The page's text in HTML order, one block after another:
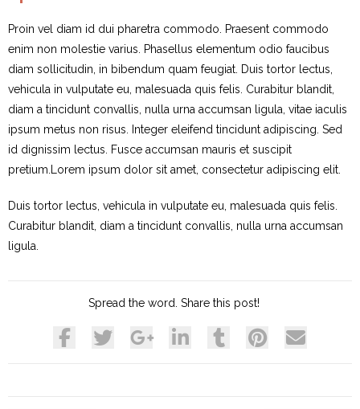
Proin vel diam id dui pharetra commodo. Praesent commodo
enim non molestie varius. Phasellus elementum odio faucibus
diam sollicitudin, in bibendum quam feugiat. Duis tortor lectus,
vehicula in vulputate eu, malesuada quis felis. Curabitur blandit,
diam a tincidunt convallis, nulla urna accumsan ligula, vitae iaculis
ipsum metus non risus. Integer eleifend tincidunt adipiscing. Sed
id dignissim lectus. Fusce accumsan mauris et suscipit
pretium.Lorem ipsum dolor sit amet, consectetur adipiscing elit.
Duis tortor lectus, vehicula in vulputate eu, malesuada quis felis.
Curabitur blandit, diam a tincidunt convallis, nulla urna accumsan
ligula.
Spread the word. Share this post!